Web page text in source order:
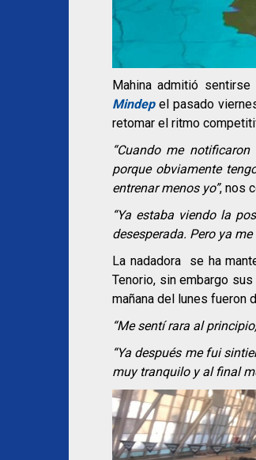
Mahina admitió
Mindepel pasado
retomar el ritmo
“Cuando me
porque obviamente
entrenar menos yo”, nos
“Ya estaba viendo la
desesperada. Pero ya
La nadadora se ha
Tenorio, sin embargo
mañana del lunes fueron
“Me sentí rara al
“Ya después me fui
muy tranquilo y al final